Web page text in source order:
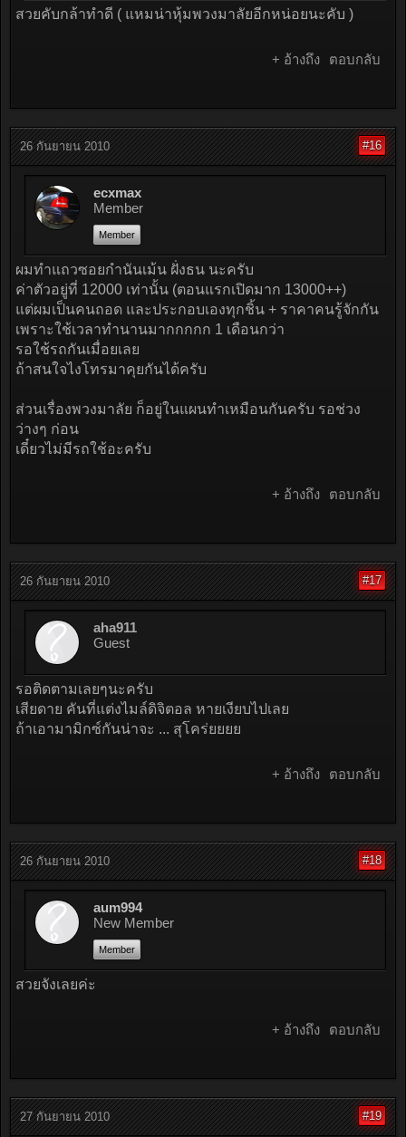
สวยคับกล้าทำดี ( แหมน่าหุ้มพวงมาลัยอีกหน่อยนะคับ )
+ อ้างถึง ตอบกลับ
26 กันยายน 2010 #16
ecxmax
Member
Member
ผมทำแถวซอยกำนันเม้น ฝั่งธน นะครับ
ค่าตัวอยู่ที่ 12000 เท่านั้น (ตอนแรกเปิดมาก 13000++)
แต่ผมเป็นคนถอด และประกอบเองทุกชิ้น + ราคาคนรู้จักกัน
เพราะใช้เวลาทำนานมากกกกก 1 เดือนกว่า
รอใช้รถกันเมื่อยเลย
ถ้าสนใจไงโทรมาคุยกันได้ครับ
ส่วนเรื่องพวงมาลัย ก็อยู่ในแผนทำเหมือนกันครับ รอช่วง
ว่างๆ ก่อน
เดี๋ยวไม่มีรถใช้อะครับ
+ อ้างถึง ตอบกลับ
26 กันยายน 2010 #17
aha911
Guest
รอติดตามเลยๆนะครับ
เสียดาย คันที่แต่งไมล์ดิจิตอล หายเงียบไปเลย
ถ้าเอามามิกซ์กันน่าจะ ... สุโคร่ยยยย
+ อ้างถึง ตอบกลับ
26 กันยายน 2010 #18
aum994
New Member
Member
สวยจังเลยค่ะ
+ อ้างถึง ตอบกลับ
27 กันยายน 2010 #19